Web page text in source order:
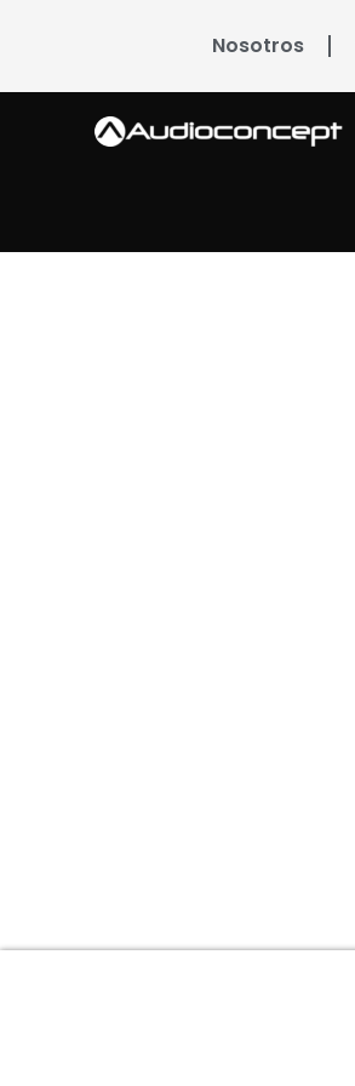
Nosotros